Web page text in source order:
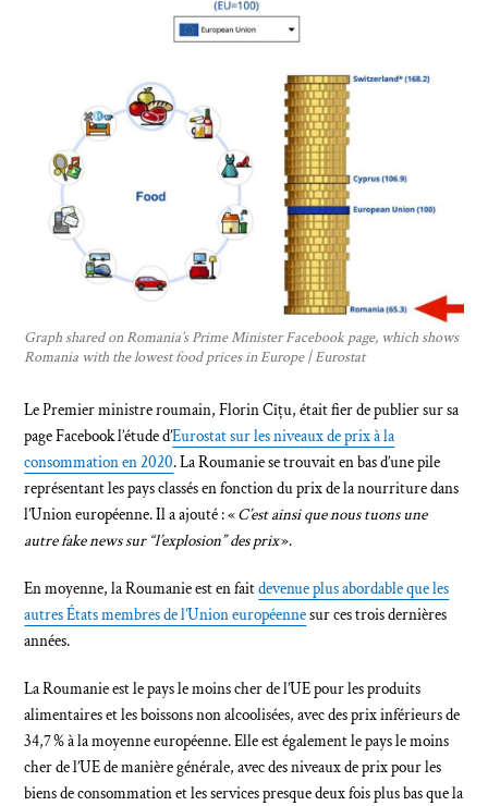
Graph shared on Romania’s Prime Minister Facebook page, which shows
Romania with the lowest food prices in Europe | Eurostat
Le Premier ministre roumain, Florin Cîțu, était fier de publier sur sa
page Facebook l’étude d’Eurostat sur les niveaux de prix à la
consommation en 2020. La Roumanie se trouvait en bas d’une pile
représentant les pays classés en fonction du prix de la nourriture dans
l’Union européenne. Il a ajouté : «C’est ainsi que nous tuons une
autre fake news sur “l’explosion” des prix».
En moyenne, la Roumanie est en faitdevenue plus abordable que les
autres États membres de l’Union européennesur ces trois dernières
années.
La Roumanie est le pays le moins cher de l’UE pour les produits
alimentaires et les boissons non alcoolisées, avec des prix inférieurs de
34,7 % à la moyenne européenne. Elle est également le pays le moins
cher de l’UE de manière générale, avec des niveaux de prix pour les
biens de consommation et les services presque deux fois plus bas que la